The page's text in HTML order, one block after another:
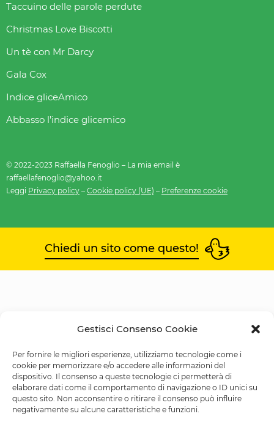
Gestisci Consenso Cookie
Per fornire le migliori esperienze, utilizziamo tecnologie come i
cookie per memorizzare e/o accedere alle informazioni del
dispositivo. Il consenso a queste tecnologie ci permetterà di
elaborare dati come il comportamento di navigazione o ID unici su
questo sito. Non acconsentire o ritirare il consenso può influire
negativamente su alcune caratteristiche e funzioni.
Taccuino delle parole perdute
Christmas Love Biscotti
Un tè con Mr Darcy
Gala Cox
Indice gliceAmico
Abbasso l’indice glicemico
© 2022-2023 Raffaella Fenoglio – La mia email è
raffaellafenoglio@yahoo.it
Leggi Privacy policy – Cookie policy (UE) – Preferenze cookie
Chiedi un sito come questo!